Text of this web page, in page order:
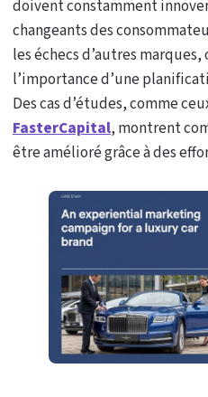
doivent constamment
changeants des
les échecs d’autres
l’importance d’une
Des cas d’études, comme
FasterCapital, montrent
être amélioré grâce à des